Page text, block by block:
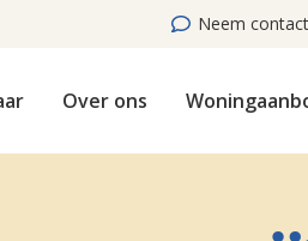
Neem
Over ons